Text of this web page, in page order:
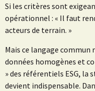
Si les critères sont
opérationnel : « Il faut
acteurs de terrain. »
Mais ce langage commun
données homogènes et
» des référentiels ESG, la
devient indispensable.